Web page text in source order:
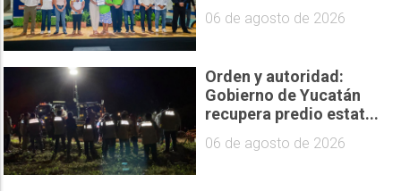
06 de agosto de 2026
Orden y autoridad:
Gobierno de Yucatán
recupera predio estat...
06 de agosto de 2026